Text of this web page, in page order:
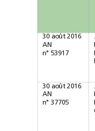
30août 2016
AN
n°53917
30août 2016
AN
n°37705